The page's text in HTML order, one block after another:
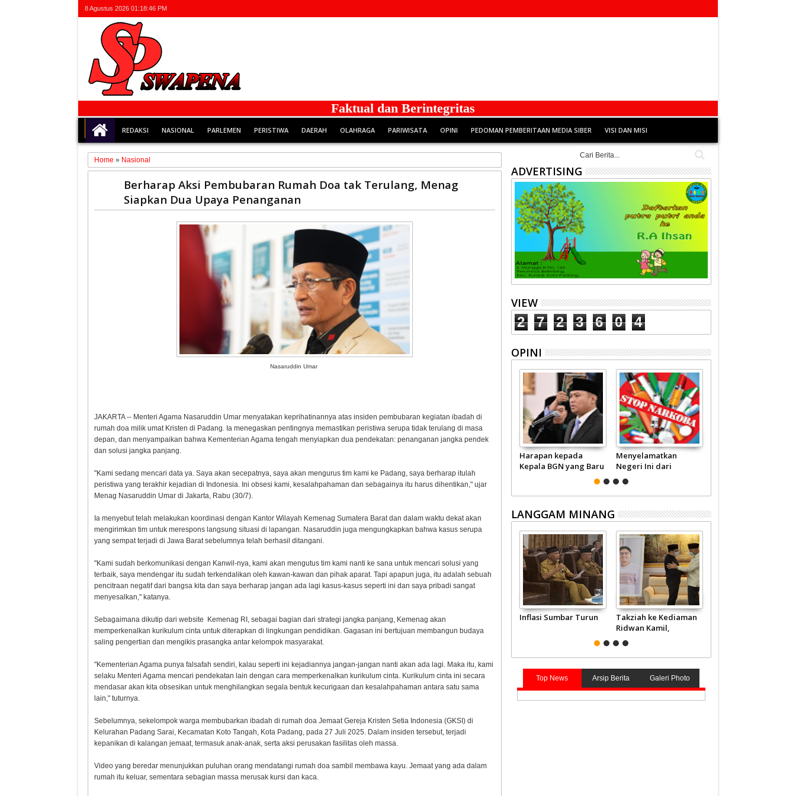
8 Agustus 2026 01:18:46 PM
Faktual dan Berintegritas
REDAKSI NASIONAL PARLEMEN PERISTIWA DAERAH OLAHRAGA PARIWISATA OPINI PEDOMAN PEMBERITAAN MEDIA SIBER VISI DAN MISI
Home » Nasional
Berharap Aksi Pembubaran Rumah Doa tak Terulang, Menag
Siapkan Dua Upaya Penanganan
Nasaruddin Umar
JAKARTA -- Menteri Agama Nasaruddin Umar menyatakan keprihatinannya atas insiden pembubaran kegiatan ibadah di
rumah doa milik umat Kristen di Padang. Ia menegaskan pentingnya memastikan peristiwa serupa tidak terulang di masa
depan, dan menyampaikan bahwa Kementerian Agama tengah menyiapkan dua pendekatan: penanganan jangka pendek
dan solusi jangka panjang.
"Kami sedang mencari data ya. Saya akan secepatnya, saya akan mengurus tim kami ke Padang, saya berharap itulah
peristiwa yang terakhir kejadian di Indonesia. Ini obsesi kami, kesalahpahaman dan sebagainya itu harus dihentikan," ujar
Menag Nasaruddin Umar di Jakarta, Rabu (30/7).
Ia menyebut telah melakukan koordinasi dengan Kantor Wilayah Kemenag Sumatera Barat dan dalam waktu dekat akan
mengirimkan tim untuk merespons langsung situasi di lapangan. Nasaruddin juga mengungkapkan bahwa kasus serupa
yang sempat terjadi di Jawa Barat sebelumnya telah berhasil ditangani.
"Kami sudah berkomunikasi dengan Kanwil-nya, kami akan mengutus tim kami nanti ke sana untuk mencari solusi yang
terbaik, saya mendengar itu sudah terkendalikan oleh kawan-kawan dan pihak aparat. Tapi apapun juga, itu adalah sebuah
pencitraan negatif dari bangsa kita dan saya berharap jangan ada lagi kasus-kasus seperti ini dan saya pribadi sangat
menyesalkan," katanya.
Sebagaimana dikutip dari website Kemenag RI, sebagai bagian dari strategi jangka panjang, Kemenag akan
memperkenalkan kurikulum cinta untuk diterapkan di lingkungan pendidikan. Gagasan ini bertujuan membangun budaya
saling pengertian dan mengikis prasangka antar kelompok masyarakat.
"Kementerian Agama punya falsafah sendiri, kalau seperti ini kejadiannya jangan-jangan nanti akan ada lagi. Maka itu, kami
selaku Menteri Agama mencari pendekatan lain dengan cara memperkenalkan kurikulum cinta. Kurikulum cinta ini secara
mendasar akan kita obsesikan untuk menghilangkan segala bentuk kecurigaan dan kesalahpahaman antara satu sama
lain," tuturnya.
Sebelumnya, sekelompok warga membubarkan ibadah di rumah doa Jemaat Gereja Kristen Setia Indonesia (GKSI) di
Kelurahan Padang Sarai, Kecamatan Koto Tangah, Kota Padang, pada 27 Juli 2025. Dalam insiden tersebut, terjadi
kepanikan di kalangan jemaat, termasuk anak-anak, serta aksi perusakan fasilitas oleh massa.
Video yang beredar menunjukkan puluhan orang mendatangi rumah doa sambil membawa kayu. Jemaat yang ada dalam
rumah itu keluar, sementara sebagian massa merusak kursi dan kaca.
ADVERTISING
VIEW
2 7 2 3 6 0 4
OPINI
Harapan kepada
Kepala BGN yang Baru
Menyelamatkan
Negeri Ini dari
Narkoba
LANGGAM MINANG
Inflasi Sumbar Turun
Takziah ke Kediaman
Ridwan Kamil,
Gubernur Mahyeldi
Doakan Eril Syahid
Top News Arsip Berita Galeri Photo